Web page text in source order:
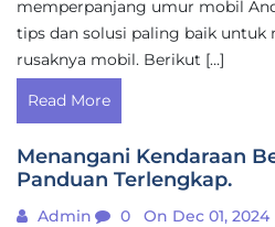
memperpanjang umur mobil
tips dan solusi paling baik untuk
rusaknya mobil. Berikut […]
Read More
Menangani Kendaraan
Panduan Terlengkap.
Admin 0
On Dec 01, 2024